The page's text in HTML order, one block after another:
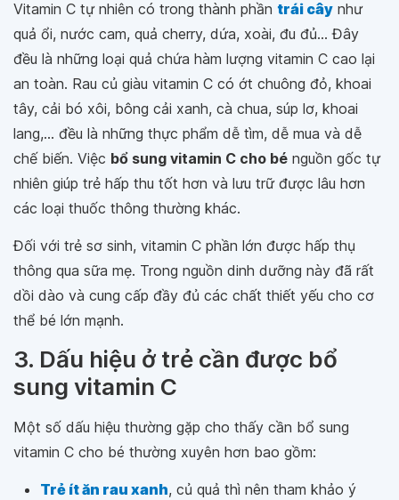
Vitamin C tự nhiên có trong thành phần trái cây như
quả ổi, nước cam, quả cherry, dứa, xoài, đu đủ... Đây
đều là những loại quả chứa hàm lượng vitamin C cao lại
an toàn. Rau củ giàu vitamin C có ớt chuông đỏ, khoai
tây, cải bó xôi, bông cải xanh, cà chua, súp lơ, khoai
lang,... đều là những thực phẩm dễ tìm, dễ mua và dễ
chế biến. Việc bổ sung vitamin C cho bé nguồn gốc tự
nhiên giúp trẻ hấp thu tốt hơn và lưu trữ được lâu hơn
các loại thuốc thông thường khác.
Đối với trẻ sơ sinh, vitamin C phần lớn được hấp thụ
thông qua sữa mẹ. Trong nguồn dinh dưỡng này đã rất
dồi dào và cung cấp đầy đủ các chất thiết yếu cho cơ
thể bé lớn mạnh.
3. Dấu hiệu ở trẻ cần được bổ
sung vitamin C
Một số dấu hiệu thường gặp cho thấy cần bổ sung
vitamin C cho bé thường xuyên hơn bao gồm:
Trẻ ít ăn rau xanh, củ quả thì nên tham khảo ý